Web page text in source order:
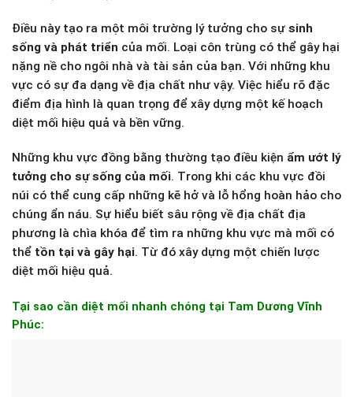
Điều này tạo ra một môi trường lý tưởng cho sự sinh
sống và phát triển của mối. Loại côn trùng có thể gây hại
nặng nề cho ngôi nhà và tài sản của bạn. Với những khu
vực có sự đa dạng về địa chất như vậy. Việc hiểu rõ đặc
điểm địa hình là quan trọng để xây dựng một kế hoạch
diệt mối hiệu quả và bền vững.
Những khu vực đồng bằng thường tạo điều kiện ẩm ướt lý
tưởng cho sự sống của mối. Trong khi các khu vực đồi
núi có thể cung cấp những kẽ hở và lỗ hổng hoàn hảo cho
chúng ẩn náu. Sự hiểu biết sâu rộng về địa chất địa
phương là chìa khóa để tìm ra những khu vực mà mối có
thể tồn tại và gây hại. Từ đó xây dựng một chiến lược
diệt mối hiệu quả.
Tại sao cần diệt mối nhanh chóng tại Tam Dương Vĩnh
Phúc: